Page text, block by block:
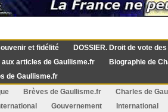
et fidélité
DOSSIER. Droit de vote
aux articles de Gaullisme.fr
Biographie de
de Gaullisme.fr
Brèves de Gaullisme.fr
Charles de
Gouvernement
International